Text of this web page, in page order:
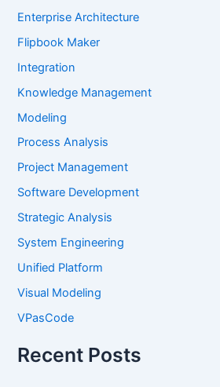
Enterprise Architecture
Flipbook Maker
Integration
Knowledge Management
Modeling
Process Analysis
Project Management
Software Development
Strategic Analysis
System Engineering
Unified Platform
Visual Modeling
VPasCode
Recent Posts